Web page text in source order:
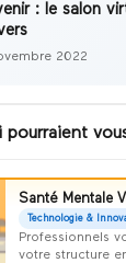
: le salon
2022
pourraient
Santé Mentale
Technologie &
Professionnels
votre structure